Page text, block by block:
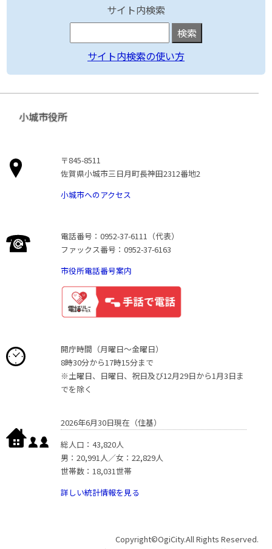
サイト内検索
サイト内検索の使い方
小城市役所
〒845-8511
佐賀県小城市三日月町長神田2312番地2
小城市へのアクセス
電話番号：0952-37-6111（代表）
ファックス番号：0952-37-6163
市役所電話番号案内
開庁時間（月曜日〜金曜日）
8時30分から17時15分まで
※土曜日、日曜日、祝日及び12月29日から1月3日ま
でを除く
2026年6月30日現在（住基）
総人口：43,820人
男：20,991人／女：22,829人
世帯数：18,031世帯
詳しい統計情報を見る
Copyright©OgiCity.All Rights Reserved.